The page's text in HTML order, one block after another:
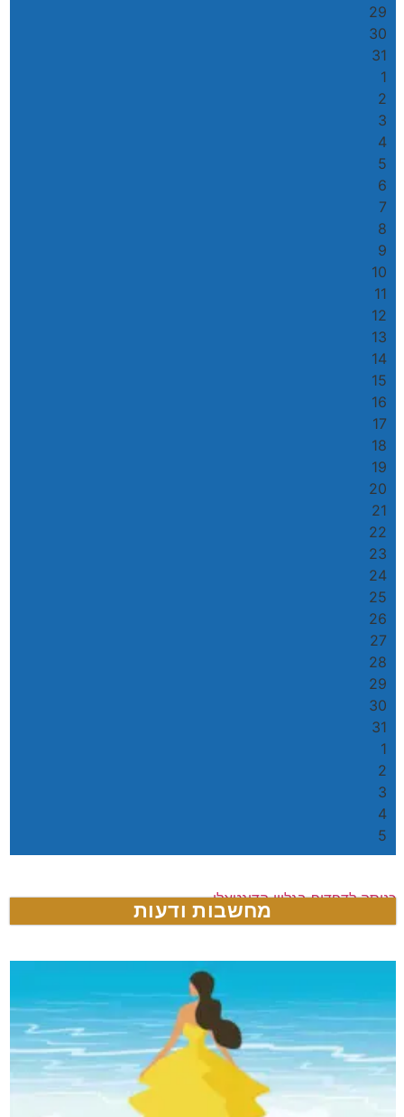
29
30
31
1
2
3
4
5
6
7
8
9
10
11
12
13
14
15
16
17
18
19
20
21
22
23
24
25
26
27
28
29
30
31
1
2
3
4
5
כניסה לדפדוף בגליון הדיגטאלי
מחשבות ודעות